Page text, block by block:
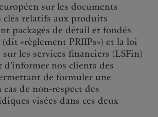
|香港特别行政区
日本
Singapore|新加坡
Taiwan|台灣
Moyen-Orient
Israel
United Arab Emirates
Pictet
financiers
Investisseurs institutionnels
Commentaires et analyses
Publications récentes
sur les documents
clés relatifs aux produits
packagés de détail et fondés
(dit «règlement PRIIPs») et la loi
sur les services financiers (LSFin)
nos clients des
de formuler une
de non-respect des
visées dans ces deux